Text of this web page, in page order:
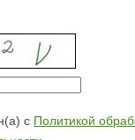
с Политикой